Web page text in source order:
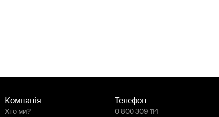
Компанія
Хто ми?
Телефон
0 800 309 114